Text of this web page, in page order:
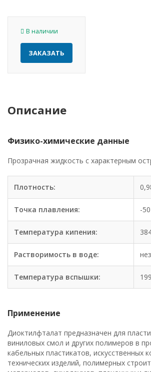
В наличии
ЗАКАЗАТЬ
Описание
Физико-химические данные
Прозрачная жидкость с характерным
Плотность:
Точка плавления: -
Температура кипения:
Растворимость в воде:
Температура вспышки:
Применение
Диоктилфталат предназначен для
виниловых cмол и других полимеров в
кабельных пластикатов, искусственных
технических изделий, полимерных